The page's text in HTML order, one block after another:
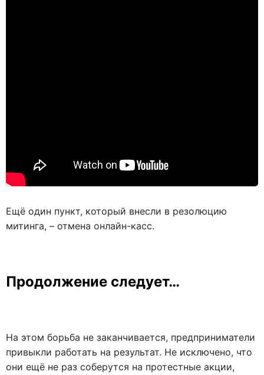
Ещё один пункт, который внесли в резолюцию
митинга, – отмена онлайн-касс.
Продолжение следует…
На этом борьба не заканчивается, предприниматели
привыкли работать на результат. Не исключено, что
они ещё не раз соберутся на протестные акции,